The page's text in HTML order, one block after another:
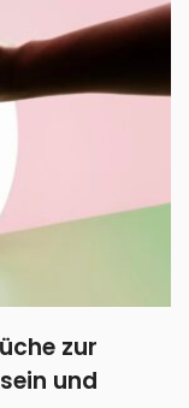
zur
und